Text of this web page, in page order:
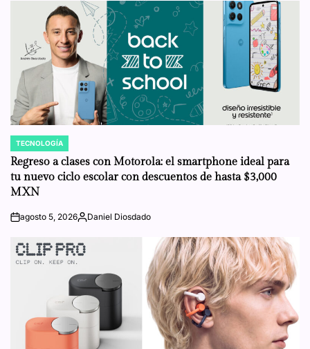
POSTED
IN
TECNOLOGÍA
Regreso a clases con Motorola: el smartphone ideal para
tu nuevo ciclo escolar con descuentos de hasta $3,000
MXN
onagosto 5, 2026Posted
Daniel Diosdado